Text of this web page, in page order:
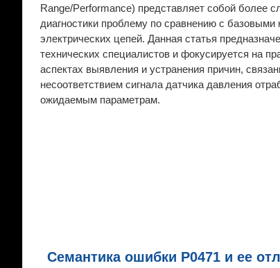
Range/Performance) представляет собой более
диагностики проблему по сравнению с базовыми
электрических цепей. Данная статья
технических специалистов и фокусируется на
аспектах выявления и устранения причин,
несоответствием сигнала датчика давления
ожидаемым параметрам.
Семантика ошибки P0471 и ее